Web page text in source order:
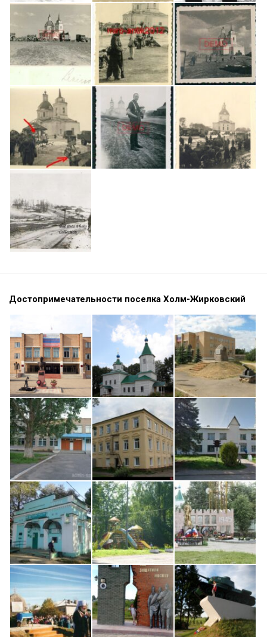
Достопримечательности поселка Холм-Жирковский